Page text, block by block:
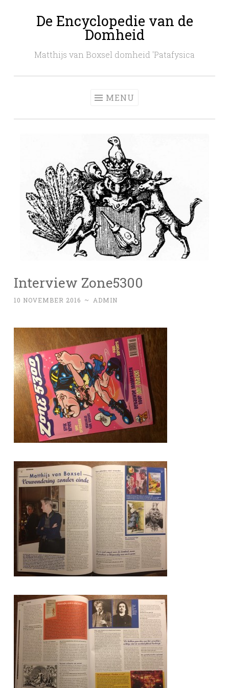
De Encyclopedie van de
Domheid
Matthijs van Boxsel domheid 'Patafysica
MENU
Interview Zone5300
10 NOVEMBER 2016 ~ ADMIN